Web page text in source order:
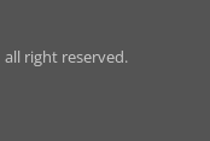
all right reserved.